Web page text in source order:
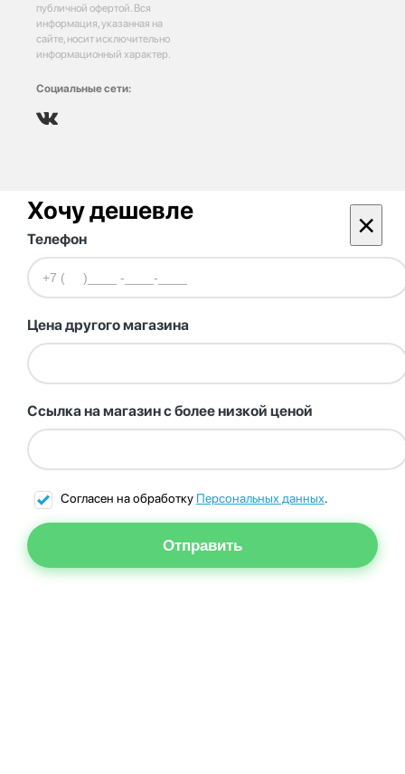
публичной офертой. Вся
информация, указанная на
сайте, носит исключительно
информационный характер.
Социальные сети:
Хочу дешевле ×
Телефон
Цена другого магазина
Ссылка на магазин с более низкой ценой
Согласен на обработку Персональных данных.
Отправить